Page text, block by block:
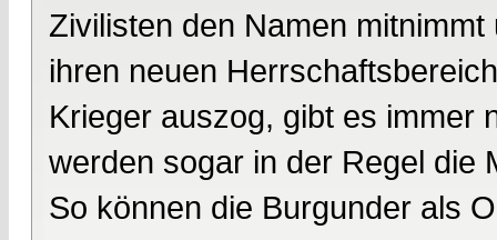
Zivilisten den Namen
ihren neuen
Krieger auszog, gibt es immer
werden sogar in der Regel die
So können die Burgunder als